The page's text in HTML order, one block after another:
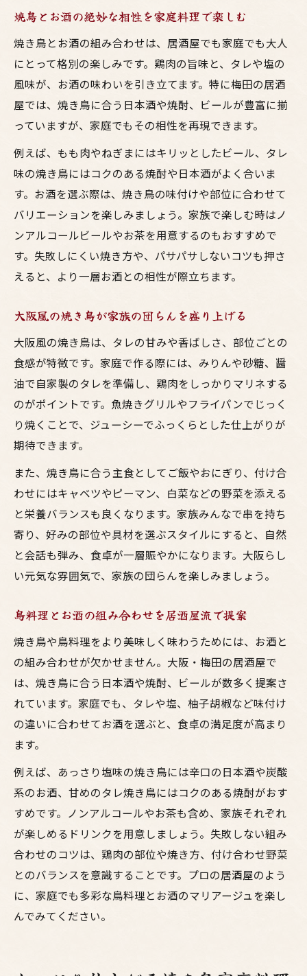
家庭で簡単にできるお酒に合う鳥料理提案
焼き鳥家庭料理をもっと美味しくする方法
焼き鳥を自宅で美味しく仕上げるテクニッ
ク
お酒と楽しむ焼き鳥の味付けポイント
居酒屋のコツを取り入れた鳥料理の工夫
大阪風焼鳥で家庭料理の幅を広げる方法
梅田気分の焼き鳥でお酒が進む理由
焼鳥とお酒の絶妙な相性を家庭料理で楽しむ
焼き鳥とお酒の組み合わせは、居酒屋でも家庭でも大人
にとって格別の楽しみです。鶏肉の旨味と、タレや塩の
風味が、お酒の味わいを引き立てます。特に梅田の居酒
屋では、焼き鳥に合う日本酒や焼酎、ビールが豊富に揃
っていますが、家庭でもその相性を再現できます。
例えば、もも肉やねぎまにはキリッとしたビール、タレ
味の焼き鳥にはコクのある焼酎や日本酒がよく合いま
す。お酒を選ぶ際は、焼き鳥の味付けや部位に合わせて
バリエーションを楽しみましょう。家族で楽しむ時はノ
ンアルコールビールやお茶を用意するのもおすすめで
す。失敗しにくい焼き方や、パサパサしないコツも押さ
えると、より一層お酒との相性が際立ちます。
大阪風の焼き鳥が家族の団らんを盛り上げる
大阪風の焼き鳥は、タレの甘みや香ばしさ、部位ごとの
食感が特徴です。家庭で作る際には、みりんや砂糖、醤
油で自家製のタレを準備し、鶏肉をしっかりマリネする
のがポイントです。魚焼きグリルやフライパンでじっく
り焼くことで、ジューシーでふっくらとした仕上がりが
期待できます。
また、焼き鳥に合う主食としてご飯やおにぎり、付け合
わせにはキャベツやピーマン、白菜などの野菜を添える
と栄養バランスも良くなります。家族みんなで串を持ち
寄り、好みの部位や具材を選ぶスタイルにすると、自然
と会話も弾み、食卓が一層賑やかになります。大阪らし
い元気な雰囲気で、家族の団らんを楽しみましょう。
鳥料理とお酒の組み合わせを居酒屋流で提案
焼き鳥や鳥料理をより美味しく味わうためには、お酒と
の組み合わせが欠かせません。大阪・梅田の居酒屋で
は、焼き鳥に合う日本酒や焼酎、ビールが数多く提案さ
れています。家庭でも、タレや塩、柚子胡椒など味付け
の違いに合わせてお酒を選ぶと、食卓の満足度が高まり
ます。
例えば、あっさり塩味の焼き鳥には辛口の日本酒や炭酸
系のお酒、甘めのタレ焼き鳥にはコクのある焼酎がおす
すめです。ノンアルコールやお茶も含め、家族それぞれ
が楽しめるドリンクを用意しましょう。失敗しない組み
合わせのコツは、鶏肉の部位や焼き方、付け合わせ野菜
とのバランスを意識することです。プロの居酒屋のよう
に、家庭でも多彩な鳥料理とお酒のマリアージュを楽し
んでみてください。